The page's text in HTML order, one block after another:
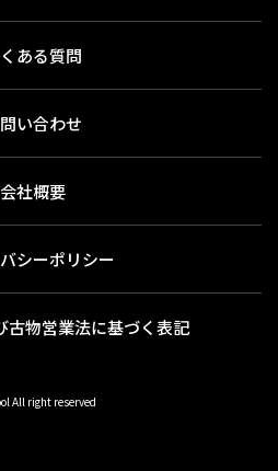
ある質問
い合わせ
会社概要
シーポリシー
古物営業法に基づく表記
All right reserved